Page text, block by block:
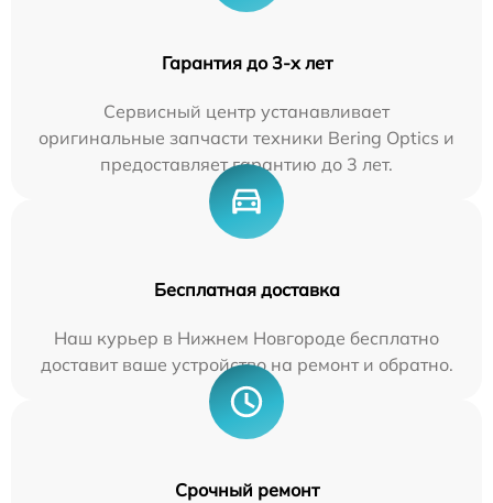
Гарантия до 3-х лет
Сервисный центр устанавливает
оригинальные запчасти техники Bering Optics и
предоставляет гарантию до 3 лет.
Бесплатная доставка
Наш курьер в Нижнем Новгороде бесплатно
доставит ваше устройство на ремонт и обратно.
Срочный ремонт